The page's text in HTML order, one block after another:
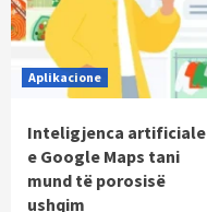
Aplikacione
Inteligjenca artificiale
e Google Maps tani
mund të porosisë
ushqim